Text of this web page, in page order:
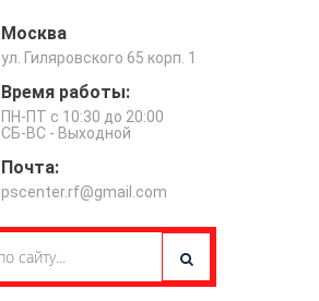
Москва
ул. Гиляровского 65 корп. 1
Время работы:
ПН-ПТ с 10:30 до 20:00
СБ-ВС - Выходной
Почта:
pscenter.rf@gmail.com